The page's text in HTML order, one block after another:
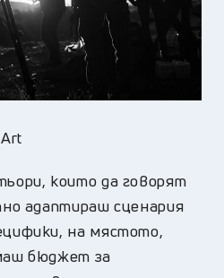
които да говорят
адаптираш сценария
на мястото,
бюджет за